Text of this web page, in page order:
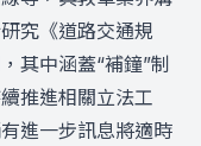
究《道路交通規
其中涵蓋“補鐘”制
推進相關立法工
進一步訊息將適時